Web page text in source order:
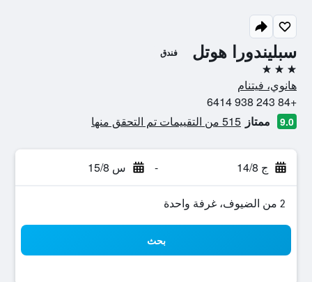
سبليندورا هوتل فندق
3 نجوم
هانوي، فيتنام
+84 243 938 6414
9.0 ممتاز 515 من التقييمات تم التحقق منها
ج 14/8 - س 15/8
2 من الضيوف، غرفة واحدة
بحث